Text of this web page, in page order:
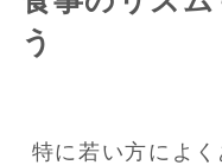
う
特に若い方によ